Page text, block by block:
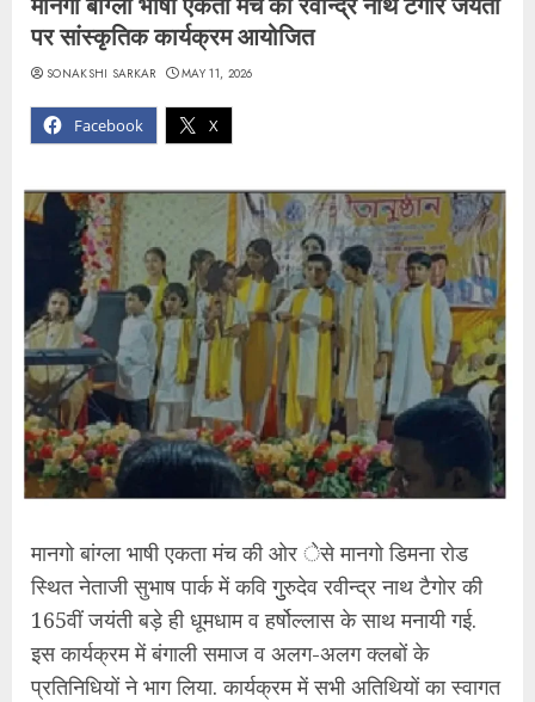
पर सांस्कृतिक कार्यक्रम आयोजित
Facebook X
SONAKSHI SARKAR MAY 11, 2026
मानगो बांग्ला भाषी एकता मंच की ओर ेसे मानगो डिमना रोड
स्थित नेताजी सुभाष पार्क में कवि गुुरुदेव रवीन्द्र नाथ टैगोर की
165वीं जयंती बड़े ही धूमधाम व हर्षोल्लास के साथ मनायी गई.
इस कार्यक्रम में बंगाली समाज व अलग-अलग क्लबों के
प्रतिनिधियों ने भाग लिया. कार्यक्रम में सभी अतिथियों का स्वागत